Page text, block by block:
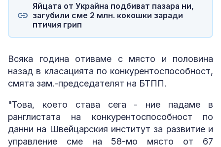
Яйцата от Украйна подбиват пазара ни,
загубили сме 2 млн. кокошки заради
птичия грип
Всяка година отиваме с място и половина
назад в класацията по конкурентоспособност,
смята зам.-председателят на БТПП.
"Това, което става сега - ние падаме в
ранглистата на конкурентоспособност по
данни на Швейцарския институт за развитие и
управление сме на 58-мо място от 67